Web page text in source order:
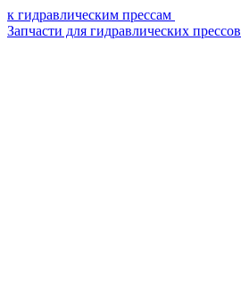
к гидравлическим прессам
Запчасти для гидравлических прессов